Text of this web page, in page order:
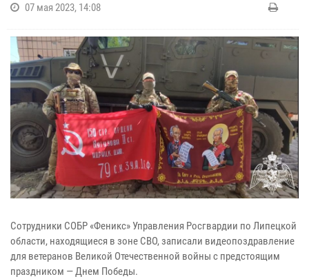
07 мая 2023, 14:08
Сотрудники СОБР «Феникс» Управления Росгвардии по Липецкой
области, находящиеся в зоне СВО, записали видеопоздравление
для ветеранов Великой Отечественной войны с предстоящим
праздником — Днем Победы.